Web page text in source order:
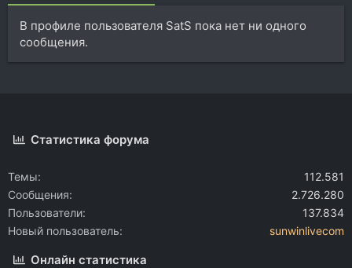
В профиле пользователя SatS пока нет ни одного
сообщения.
Статистика форума
Темы
112.581
Сообщения
2.726.280
Пользователи
137.834
Новый пользователь
sunwinlivecom
Онлайн статистика